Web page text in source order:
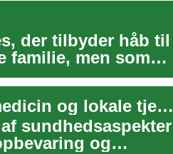
der tilbyder håb til
familie, men som
Sundhed på farten: vaccinationer, medicin og lokale tjenester
sundhedsaspekter
og